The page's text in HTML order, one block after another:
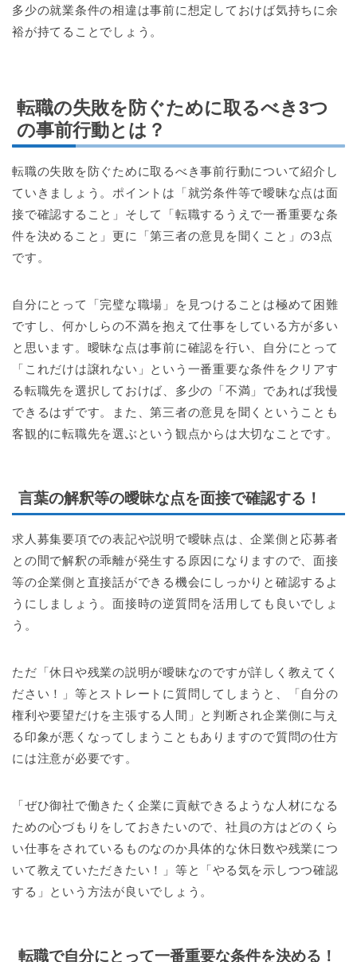
多少の就業条件の相違は事前に想定しておけば気持ちに余
裕が持てることでしょう。
転職の失敗を防ぐために取るべき3つ
の事前行動とは？
転職の失敗を防ぐために取るべき事前行動について紹介し
ていきましょう。ポイントは「就労条件等で曖昧な点は面
接で確認すること」そして「転職するうえで一番重要な条
件を決めること」更に「第三者の意見を聞くこと」の3点
です。
自分にとって「完璧な職場」を見つけることは極めて困難
ですし、何かしらの不満を抱えて仕事をしている方が多い
と思います。曖昧な点は事前に確認を行い、自分にとって
「これだけは譲れない」という一番重要な条件をクリアす
る転職先を選択しておけば、多少の「不満」であれば我慢
できるはずです。また、第三者の意見を聞くということも
客観的に転職先を選ぶという観点からは大切なことです。
言葉の解釈等の曖昧な点を面接で確認する！
求人募集要項での表記や説明で曖昧点は、企業側と応募者
との間で解釈の乖離が発生する原因になりますので、面接
等の企業側と直接話ができる機会にしっかりと確認するよ
うにしましょう。面接時の逆質問を活用しても良いでしょ
う。
ただ「休日や残業の説明が曖昧なのですが詳しく教えてく
ださい！」等とストレートに質問してしまうと、「自分の
権利や要望だけを主張する人間」と判断され企業側に与え
る印象が悪くなってしまうこともありますので質問の仕方
には注意が必要です。
「ぜひ御社で働きたく企業に貢献できるような人材になる
ための心づもりをしておきたいので、社員の方はどのくら
い仕事をされているものなのか具体的な休日数や残業につ
いて教えていただきたい！」等と「やる気を示しつつ確認
する」という方法が良いでしょう。
転職で自分にとって一番重要な条件を決める！